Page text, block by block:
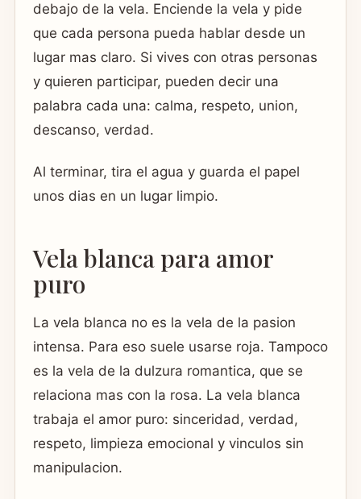
debajo de la vela. Enciende la vela y pide
que cada persona pueda hablar desde un
lugar mas claro. Si vives con otras personas
y quieren participar, pueden decir una
palabra cada una: calma, respeto, union,
descanso, verdad.
Al terminar, tira el agua y guarda el papel
unos dias en un lugar limpio.
Vela blanca para amor
puro
La vela blanca no es la vela de la pasion
intensa. Para eso suele usarse roja. Tampoco
es la vela de la dulzura romantica, que se
relaciona mas con la rosa. La vela blanca
trabaja el amor puro: sinceridad, verdad,
respeto, limpieza emocional y vinculos sin
manipulacion.